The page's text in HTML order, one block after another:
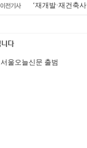
‘재개발·재건축
서울오늘신문 출범